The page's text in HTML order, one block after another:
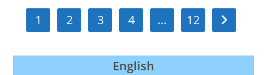
की
जीवनी
1 2 3 4 … 12 Go to the
English